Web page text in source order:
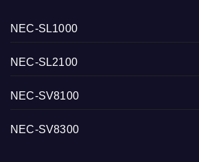
NEC-SL1000
NEC-SL2100
NEC-SV8100
NEC-SV8300